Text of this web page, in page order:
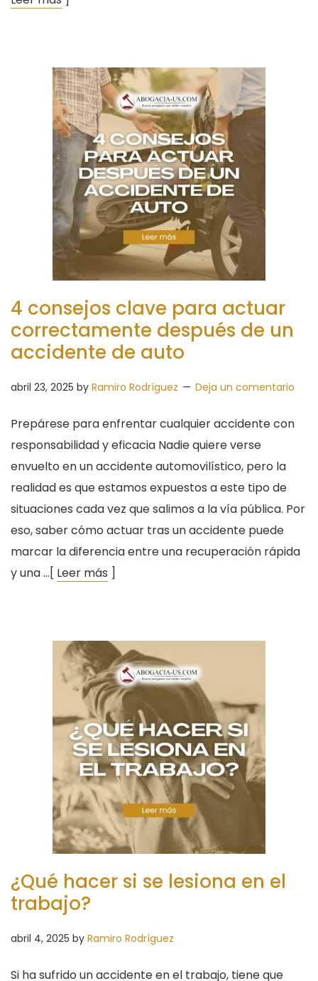
4 consejos clave para actuar
correctamente después de un
accidente de auto
abril 23, 2025 by Ramiro Rodríguez Deja un comentario
Prepárese para enfrentar cualquier accidente con
responsabilidad y eficacia Nadie quiere verse
envuelto en un accidente automovilístico, pero la
realidad es que estamos expuestos a este tipo de
situaciones cada vez que salimos a la vía pública. Por
eso, saber cómo actuar tras un accidente puede
marcar la diferencia entre una recuperación rápida
y una …[ Leer más ]
¿Qué hacer si se lesiona en el
trabajo?
abril 4, 2025 by Ramiro Rodríguez
Si ha sufrido un accidente en el trabajo, tiene que